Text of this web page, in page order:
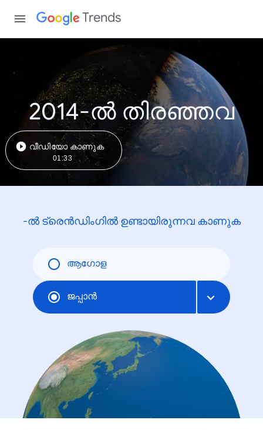
Trends
2014-ൽ തിരഞ്ഞവ
വീഡിയോ കാണുക
01:33
-ൽ ട്രെൻഡിംഗിൽ ഉണ്ടായിരുന്നവ കാണുക
ആഗോള
ജപ്പാന്‍